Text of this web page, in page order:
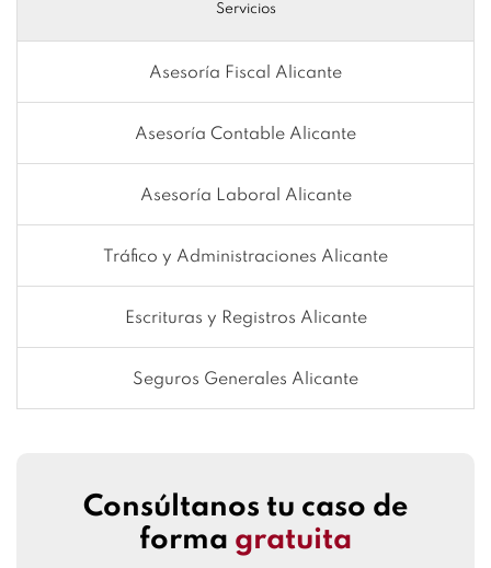
Servicios
Asesoría Fiscal Alicante
Asesoría Contable Alicante
Asesoría Laboral Alicante
Tráfico y Administraciones Alicante
Escrituras y Registros Alicante
Seguros Generales Alicante
Consúltanos tu caso de
forma gratuita